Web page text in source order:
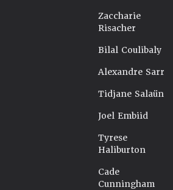
Zaccharie
Risacher
Bilal Coulibaly
Alexandre Sarr
Tidjane Salaün
Joel Embiid
Tyrese
Haliburton
Cade
Cunningham